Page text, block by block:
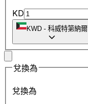
KD
KWD - 科威特第納爾
兌換為
兌換為